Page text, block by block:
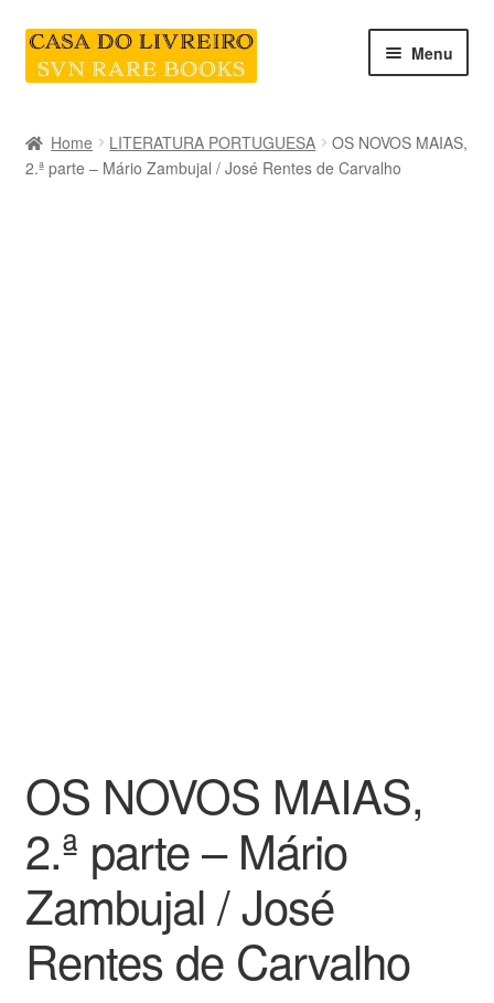
Skip
to
Skip
to
Menu
CATEGORIAS E COLEÇÕES
Home LITERATURA PORTUGUESA
OS NOVOS MAIAS,
2.ª parte – Mário Zambujal / José Rentes de Carvalho
OS NOVOS MAIAS,
2.ª parte – Mário
Zambujal / José
Rentes de Carvalho